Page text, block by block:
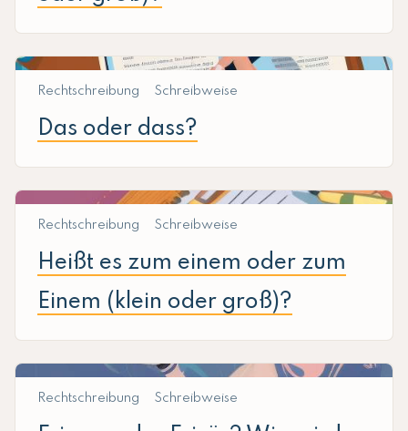
Rechtschreibung Schreibweise
Das oder dass?
Rechtschreibung Schreibweise
Heißt es zum einem oder zum
Einem (klein oder groß)?
Rechtschreibung Schreibweise